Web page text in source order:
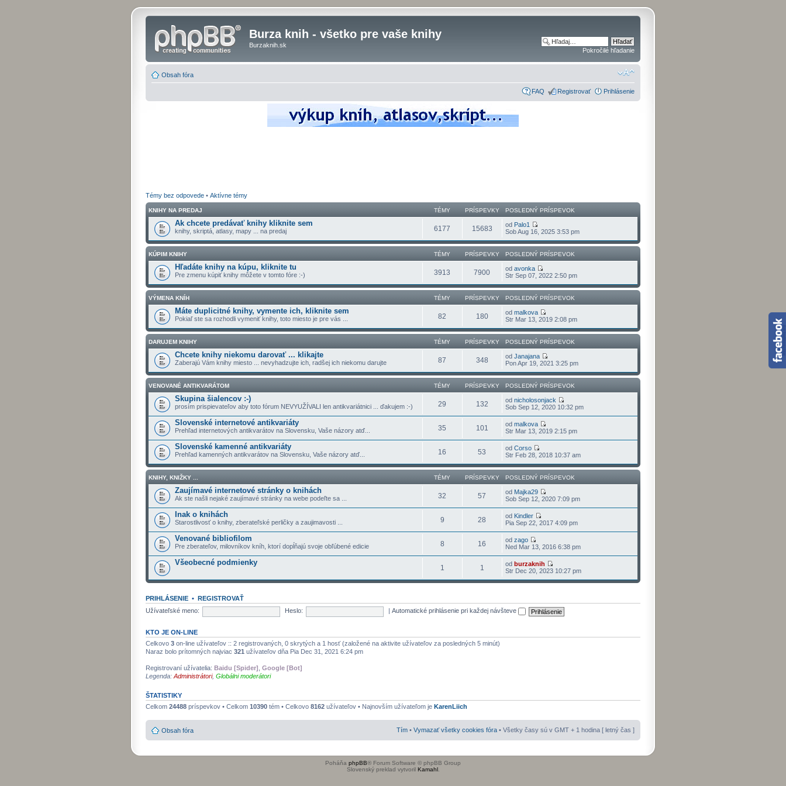
Burza knih - všetko pre vaše knihy
Burzaknih.sk
Pokročilé hľadanie
Obsah fóra
FAQ Registrovať Prihlásenie
Témy bez odpovede • Aktívne témy
KNIHY NA PREDAJ TÉMY PRÍSPEVKY POSLEDNÝ PRÍSPEVOK
Ak chcete predávať knihy kliknite sem
knihy, skriptá, atlasy, mapy ... na predaj 6177 15683 od Palo1
Sob Aug 16, 2025 3:53 pm
KÚPIM KNIHY TÉMY PRÍSPEVKY POSLEDNÝ PRÍSPEVOK
Hľadáte knihy na kúpu, kliknite tu
Pre zmenu kúpiť knihy môžete v tomto fóre :-) 3913 7900 od avonka
Str Sep 07, 2022 2:50 pm
VÝMENA KNÍH TÉMY PRÍSPEVKY POSLEDNÝ PRÍSPEVOK
Máte duplicitné knihy, vymente ich, kliknite sem
Pokiaľ ste sa rozhodli vymeniť knihy, toto miesto je pre vás ... 82 180 od malkova
Str Mar 13, 2019 2:08 pm
DARUJEM KNIHY TÉMY PRÍSPEVKY POSLEDNÝ PRÍSPEVOK
Chcete knihy niekomu darovať ... klikajte
Zaberajú Vám knihy miesto ... nevyhadzujte ich, radšej ich niekomu darujte 87 348 od Janajana
Pon Apr 19, 2021 3:25 pm
VENOVANÉ ANTIKVARÁTOM TÉMY PRÍSPEVKY POSLEDNÝ PRÍSPEVOK
Skupina šialencov :-)
prosím prispievateľov aby toto fórum NEVYUŽÍVALI len antikvariátnici ... ďakujem :-) 29 132 od nicholosonjack
Sob Sep 12, 2020 10:32 pm
Slovenské internetové antikvariáty
Prehľad internetových antikvarátov na Slovensku, Vaše názory atď... 35 101 od malkova
Str Mar 13, 2019 2:15 pm
Slovenské kamenné antikvariáty
Prehľad kamenných antikvarátov na Slovensku, Vaše názory atď... 16 53 od Corso
Str Feb 28, 2018 10:37 am
KNIHY, KNIŽKY ... TÉMY PRÍSPEVKY POSLEDNÝ PRÍSPEVOK
Zaujímavé internetové stránky o knihách
Ak ste našli nejaké zaujímavé stránky na webe podeľte sa ... 32 57 od Majka29
Sob Sep 12, 2020 7:09 pm
Inak o knihách
Starostlivosť o knihy, zberateľské perličky a zaujimavosti ... 9 28 od Kindler
Pia Sep 22, 2017 4:09 pm
Venované bibliofilom
Pre zberateľov, milovníkov kníh, ktorí dopĺňajú svoje obľúbené edicie 8 16 od zago
Ned Mar 13, 2016 6:38 pm
Všeobecné podmienky
1 1 od burzaknih
Str Dec 20, 2023 10:27 pm
PRIHLÁSENIE • REGISTROVAŤ
Užívateľské meno:
Heslo: Automatické prihlásenie pri každej návšteve
KTO JE ON-LINE
Celkovo 3 on-line užívateľov :: 2 registrovaných, 0 skrytých a 1 hosť (založené na aktivite užívateľov za posledných 5 minút)
Naraz bolo prítomných najviac 321 užívateľov dňa Pia Dec 31, 2021 6:24 pm
Registrovaní užívatelia: Baidu [Spider] Google [Bot]
Legenda: Administrátori, Globálni moderátori
ŠTATISTIKY
Celkom 24488 príspevkov • Celkom 10390 tém • Celkovo 8162 užívateľov • Najnovším užívateľom je KarenLiich
Obsah fóra Tím • Vymazať všetky cookies fóra • Všetky časy sú v GMT + 1 hodina [ letný čas ]
Poháňa phpBB® Forum Software © phpBB Group
Slovenský preklad vytvoril Kamahl.